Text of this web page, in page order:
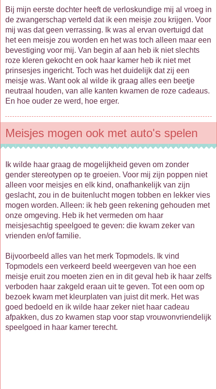
Bij mijn eerste dochter heeft de verloskundige mij al vroeg in
de zwangerschap verteld dat ik een meisje zou krijgen. Voor
mij was dat geen verrassing. Ik was al ervan overtuigd dat
het een meisje zou worden en het was toch alleen maar een
bevestiging voor mij. Van begin af aan heb ik niet slechts
roze kleren gekocht en ook haar kamer heb ik niet met
prinsesjes ingericht. Toch was het duidelijk dat zij een
meisje was. Want ook al wilde ik graag alles een beetje
neutraal houden, van alle kanten kwamen de roze cadeaus.
En hoe ouder ze werd, hoe erger.
Meisjes mogen ook met auto's spelen
Ik wilde haar graag de mogelijkheid geven om zonder
gender stereotypen op te groeien. Voor mij zijn poppen niet
alleen voor meisjes en elk kind, onafhankelijk van zijn
geslacht, zou in de buitenlucht mogen tobben en lekker vies
mogen worden. Alleen: ik heb geen rekening gehouden met
onze omgeving. Heb ik het vermeden om haar
meisjesachtig speelgoed te geven: die kwam zeker van
vrienden en/of familie.
Bijvoorbeeld alles van het merk Topmodels. Ik vind
Topmodels een verkeerd beeld weergeven van hoe een
meisje eruit zou moeten zien en in dit geval heb ik haar zelfs
verboden haar zakgeld eraan uit te geven. Tot een oom op
bezoek kwam met kleurplaten van juist dit merk. Het was
goed bedoeld en ik wilde haar zeker niet haar cadeau
afpakken, dus zo kwamen stap voor stap vrouwonvriendelijk
speelgoed in haar kamer terecht.